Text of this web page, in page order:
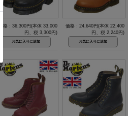
価格：36,300円(本体 33,000
円、税 3,300円)
価格：24,640円(本体 22,400
円、税 2,240円)